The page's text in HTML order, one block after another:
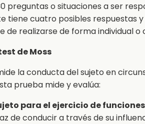
preguntas o situaciones a ser
tiene cuatro posibles respuestas
de realizarse de forma individual o
de Moss
la conducta del sujeto en
prueba mide y evalúa:
para el ejercicio de
de conducir a través de su